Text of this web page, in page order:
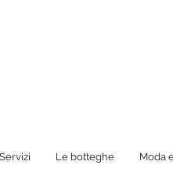
Servizi Le botteghe Moda